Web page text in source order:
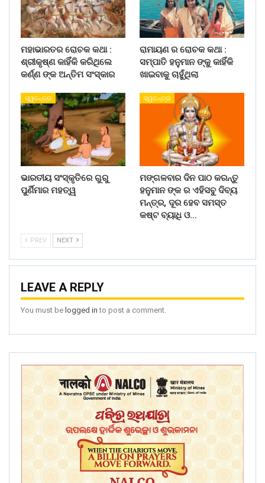
ମହାଭାରତର ରୋଚକ କଥା :
ଶ୍ରୀକୃଷ୍ଣ କାହିଁକି କରିଥିଲେ
କର୍ଣ୍ଣ ଙ୍କ ଅନ୍ତିମ ସଂସ୍କାର
ରାମାୟଣ ର ରୋଚକ କଥା :
ସମ୍ପାତି ହନୁମାନ ଙ୍କୁ କାହିଁକି
ଖାଇବାକୁ ଚାହୁଁଥିଲା
ସ୍ୱତନ୍ତ୍ର
ଭାରତୀୟ ସଂସ୍କୃତିରେ ଗୁରୁ
ପୁର୍ଣିମାର ମହତ୍ୱ
ସ୍ୱତନ୍ତ୍ର
ମଙ୍ଗଳବାର ଦିନ ପାଠ କରନ୍ତୁ
ହନୁମାନ ଙ୍କ ର ଏହିସବୁ ଦିବ୍ୟ
ମନ୍ତ୍ର, ଦୂର ହେବ ସମସ୍ତ
କଷ୍ଟ ବ୍ୟାଧି ଓ…
PREV NEXT
LEAVE A REPLY
You must be logged in to post a comment.